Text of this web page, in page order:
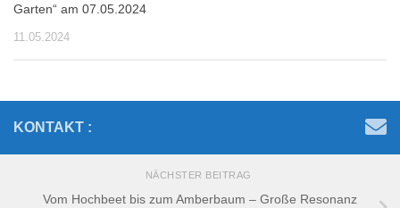
Garten“ am 07.05.2024
11.05.2024
KONTAKT :
NÄCHSTER BEITRAG
Vom Hochbeet bis zum Amberbaum – Große Resonanz